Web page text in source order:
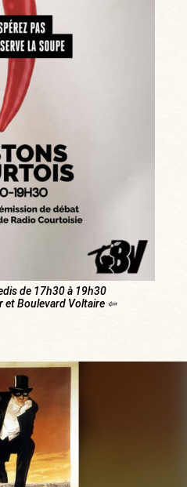
de 17h30 à 19h30
et Boulevard Voltaire ⇦